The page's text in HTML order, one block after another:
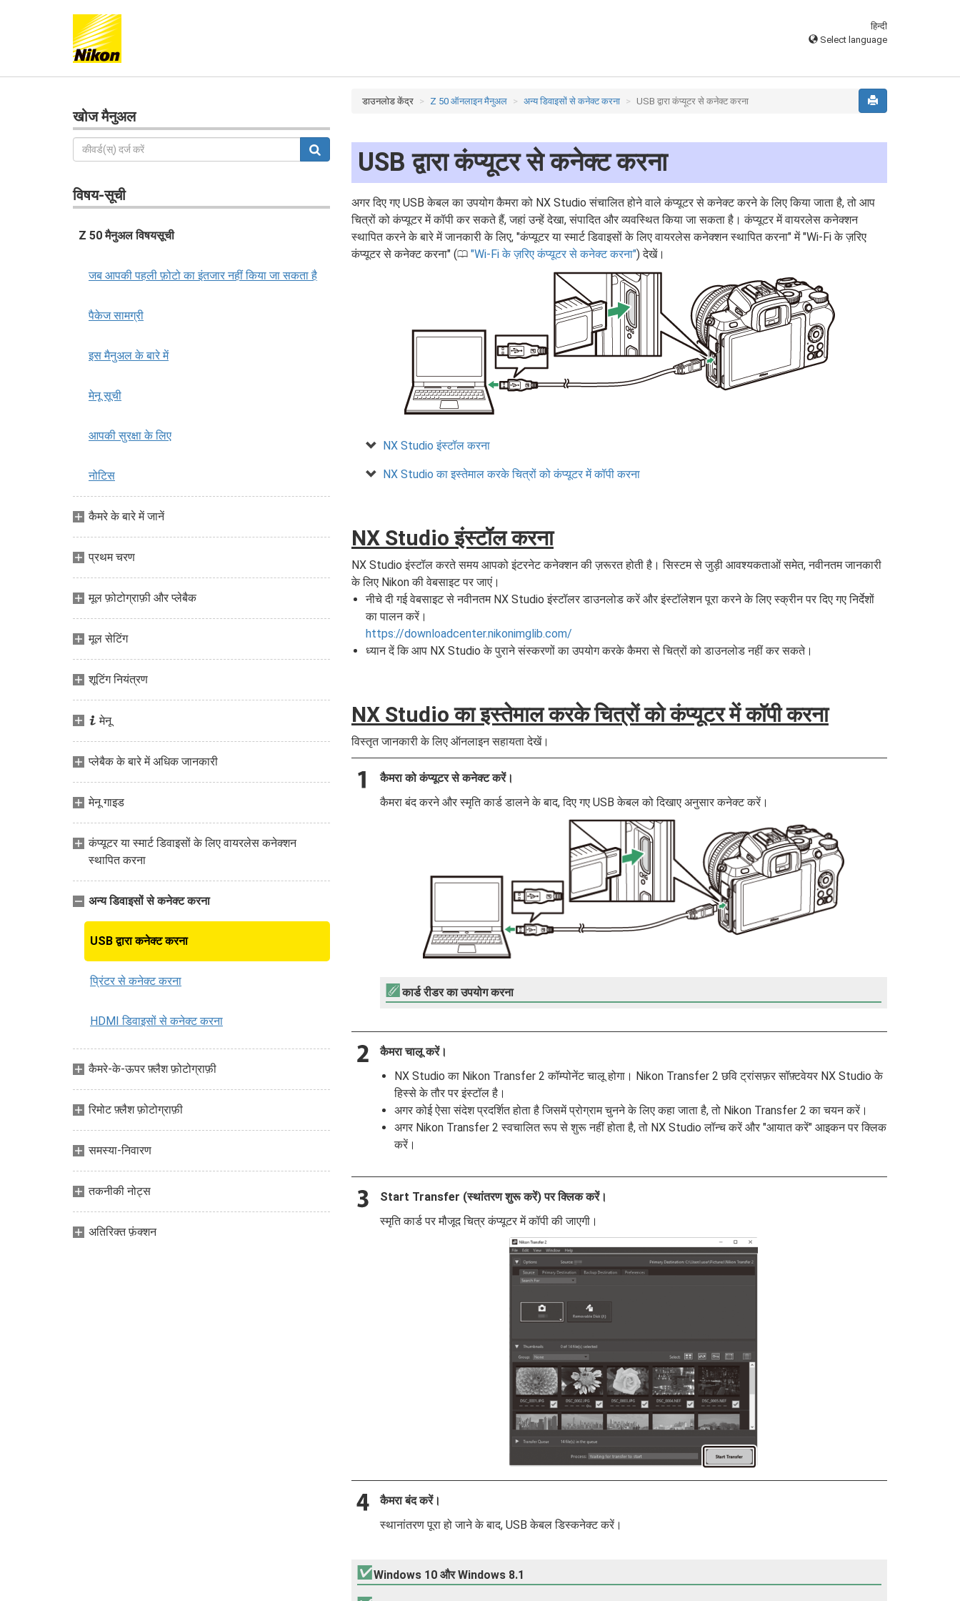
हिन्दी
Select language
खोज मैनुअल
विषय-सूची
Z 50 मैनुअल विषयसूची
जब आपकी पहली फ़ोटो का इंतजार नहीं किया जा सकता है
पैकेज सामग्री
इस मैनुअल के बारे में
मेनू सूची
आपकी सुरक्षा के लिए
नोटिस
कैमरे के बारे में जानें
प्रथम चरण
मूल फ़ोटोग्राफ़ी और प्लेबैक
मूल सेटिंग
शूटिंग नियंत्रण
i मेनू
प्लेबैक के बारे में अधिक जानकारी
मेनू गाइड
कंप्यूटर या स्मार्ट डिवाइसों के लिए वायरलेस कनेक्शन
स्थापित करना
अन्य डिवाइसों से कनेक्ट करना
USB द्वारा कनेक्ट करना
प्रिंटर से कनेक्ट करना
HDMI डिवाइसों से कनेक्ट करना
कैमरे-के-ऊपर फ़्लैश फ़ोटोग्राफ़ी
रिमोट फ़्लैश फ़ोटोग्राफ़ी
समस्या-निवारण
तकनीकी नोट्स
अतिरिक्त फ़ंक्शन
डाउनलोड केंद्र Z 50 ऑनलाइन मैनुअल अन्य डिवाइसों से कनेक्ट करना USB द्वारा कंप्यूटर से कनेक्ट करना
USB द्वारा कंप्यूटर से कनेक्ट करना
अगर दिए गए USB केबल का उपयोग कैमरा को NX Studio संचालित होने वाले कंप्यूटर से कनेक्ट करने के लिए किया जाता है, तो आप
चित्रों को कंप्यूटर में कॉपी कर सकते हैं, जहां उन्हें देखा, संपादित और व्यवस्थित किया जा सकता है। कंप्यूटर में वायरलेस कनेक्शन
स्थापित करने के बारे में जानकारी के लिए, "कंप्यूटर या स्मार्ट डिवाइसों के लिए वायरलेस कनेक्शन स्थापित करना" में "Wi-Fi के ज़रिए
कंप्यूटर से कनेक्ट करना" (0 Wi-Fi के ज़रिए कंप्यूटर से कनेक्ट करना ) देखें।
NX Studio इंस्टॉल करना
NX Studio का इस्तेमाल करके चित्रों को कंप्यूटर में कॉपी करना
NX Studio इंस्टॉल करना
NX Studio इंस्टॉल करते समय आपको इंटरनेट कनेक्शन की ज़रूरत होती है। सिस्टम से जुड़ी आवश्यकताओं समेत, नवीनतम जानकारी
के लिए Nikon की वेबसाइट पर जाएं।
नीचे दी गई वेबसाइट से नवीनतम NX Studio इंस्टॉलर डाउनलोड करें और इंस्टॉलेशन पूरा करने के लिए स्क्रीन पर दिए गए निर्देशों
का पालन करें।
https://downloadcenter.nikonimglib.com/
ध्यान दें कि आप NX Studio के पुराने संस्करणों का उपयोग करके कैमरा से चित्रों को डाउनलोड नहीं कर सकते।
NX Studio का इस्तेमाल करके चित्रों को कंप्यूटर में कॉपी करना
विस्तृत जानकारी के लिए ऑनलाइन सहायता देखें।
कैमरा को कंप्यूटर से कनेक्ट करें।
कैमरा बंद करने और स्मृति कार्ड डालने के बाद, दिए गए USB केबल को दिखाए अनुसार कनेक्ट करें।
कार्ड रीडर का उपयोग करना
कैमरा चालू करें।
NX Studio का Nikon Transfer 2 कॉम्पोनेंट चालू होगा। Nikon Transfer 2 छवि ट्रांसफ़र सॉफ़्टवेयर NX Studio के
हिस्से के तौर पर इंस्टॉल है।
अगर कोई ऐसा संदेश प्रदर्शित होता है जिसमें प्रोग्राम चुनने के लिए कहा जाता है, तो Nikon Transfer 2 का चयन करें।
अगर Nikon Transfer 2 स्वचालित रूप से शुरू नहीं होता है, तो NX Studio लॉन्च करें और "आयात करें" आइकन पर क्लिक
करें।
Start Transfer (स्थांतरण शुरू करें)पर क्लिक करें।
स्मृति कार्ड पर मौजूद चित्र कंप्यूटर में कॉपी की जाएगी।
कैमरा बंद करें।
स्थानांतरण पूरा हो जाने के बाद, USB केबल डिस्कनेक्ट करें।
Windows 10 और Windows 8.1